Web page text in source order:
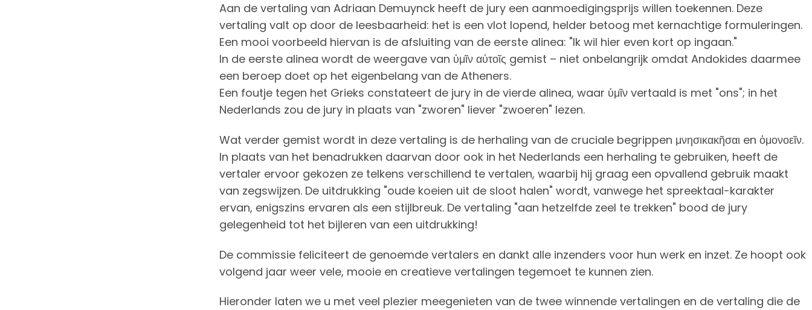
Aan de vertaling van Adriaan Demuynck heeft de jury een aanmoedigingsprijs willen toekennen. Deze
vertaling valt op door de leesbaarheid: het is een vlot lopend, helder betoog met kernachtige formuleringen.
Een mooi voorbeeld hiervan is de afsluiting van de eerste alinea: "Ik wil hier even kort op ingaan."
In de eerste alinea wordt de weergave van ὑμῖν αὐτοῖς gemist – niet onbelangrijk omdat Andokides daarmee
een beroep doet op het eigenbelang van de Atheners.
Een foutje tegen het Grieks constateert de jury in de vierde alinea, waar ὑμῖν vertaald is met "ons"; in het
Nederlands zou de jury in plaats van "zworen" liever "zwoeren" lezen.
Wat verder gemist wordt in deze vertaling is de herhaling van de cruciale begrippen μνησικακῆσαι en ὁμονοεῖν.
In plaats van het benadrukken daarvan door ook in het Nederlands een herhaling te gebruiken, heeft de
vertaler ervoor gekozen ze telkens verschillend te vertalen, waarbij hij graag een opvallend gebruik maakt
van zegswijzen. De uitdrukking "oude koeien uit de sloot halen" wordt, vanwege het spreektaal-karakter
ervan, enigszins ervaren als een stijlbreuk. De vertaling "aan hetzelfde zeel te trekken" bood de jury
gelegenheid tot het bijleren van een uitdrukking!
De commissie feliciteert de genoemde vertalers en dankt alle inzenders voor hun werk en inzet. Ze hoopt ook
volgend jaar weer vele, mooie en creatieve vertalingen tegemoet te kunnen zien.
Hieronder laten we u met veel plezier meegenieten van de twee winnende vertalingen en de vertaling die de